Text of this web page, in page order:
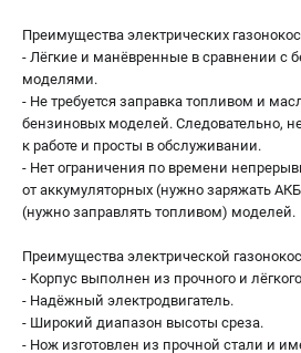
Преимущества электрических
- Лёгкие и манёвренные в сравнении с
моделями.
- Не требуется заправка топливом и
бензиновых моделей. Следовательно,
к работе и просты в обслуживании.
- Нет ограничения по времени
от аккумуляторных (нужно заряжать
(нужно заправлять топливом) моделей.
Преимущества электрической
- Корпус выполнен из прочного и
- Надёжный электродвигатель.
- Широкий диапазон высоты среза.
- Нож изготовлен из прочной стали и